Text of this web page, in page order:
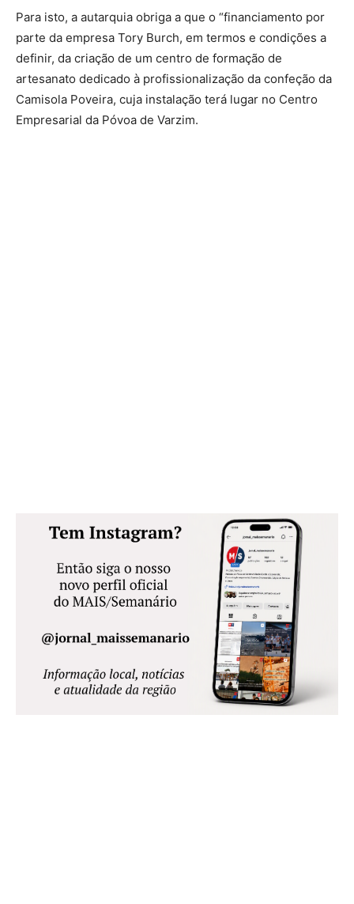
Para isto, a autarquia obriga a que o “financiamento por
parte da empresa Tory Burch, em termos e condições a
definir, da criação de um centro de formação de
artesanato dedicado à profissionalização da confeção da
Camisola Poveira, cuja instalação terá lugar no Centro
Empresarial da Póvoa de Varzim.